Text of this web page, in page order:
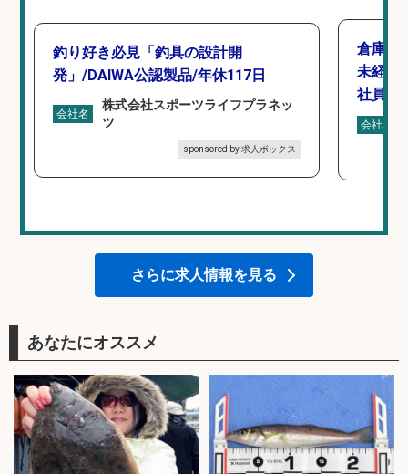
釣り好き必見「釣具の設計開
発」/DAIWA公認製品/年休117日
会社名
株式会社スポーツライフプラネッ
ツ
sponsored by 求人ボックス
倉庫で
未経験
社員登
会社名
さらに求人情報を見る
あなたにオススメ